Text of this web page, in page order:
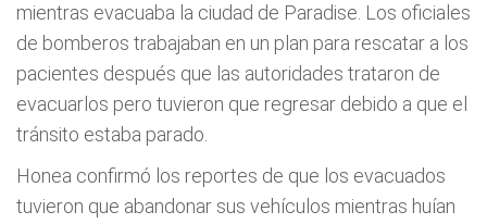
mientras evacuaba la ciudad de Paradise. Los oficiales
de bomberos trabajaban en un plan para rescatar a los
pacientes después que las autoridades trataron de
evacuarlos pero tuvieron que regresar debido a que el
tránsito estaba parado.
Honea confirmó los reportes de que los evacuados
tuvieron que abandonar sus vehículos mientras huían